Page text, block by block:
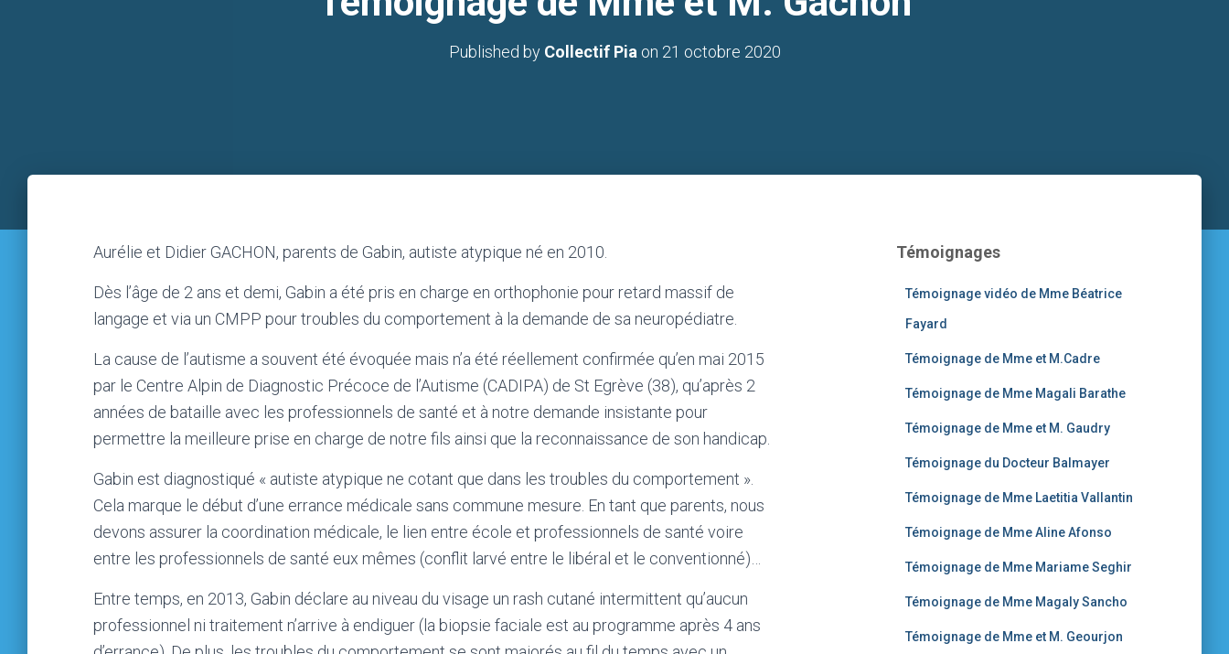
Published by Collectif Piaon 21 octobre 2020
Aurélie et Didier GACHON, parents de Gabin, autiste atypique né en 2010.
Dès l’âge de 2 ans et demi, Gabin a été pris en charge en orthophonie pour retard massif de
langage et via un CMPP pour troubles du comportement à la demande de sa neuropédiatre.
La cause de l’autisme a souvent été évoquée mais n’a été réellement confirmée qu’en mai 2015
par le Centre Alpin de Diagnostic Précoce de l’Autisme (CADIPA) de St Egrève (38), qu’après 2
années de bataille avec les professionnels de santé et à notre demande insistante pour
permettre la meilleure prise en charge de notre fils ainsi que la reconnaissance de son handicap.
Gabin est diagnostiqué « autiste atypique ne cotant que dans les troubles du comportement ».
Cela marque le début d’une errance médicale sans commune mesure. En tant que parents, nous
devons assurer la coordination médicale, le lien entre école et professionnels de santé voire
entre les professionnels de santé eux mêmes (conflit larvé entre le libéral et le conventionné)…
Entre temps, en 2013, Gabin déclare au niveau du visage un rash cutané intermittent qu’aucun
professionnel ni traitement n’arrive à endiguer (la biopsie faciale est au programme après 4 ans
Témoignages
Témoignage vidéo de Mme Béatrice
Fayard
Témoignage de Mme et M.Cadre
Témoignage de Mme Magali Barathe
Témoignage de Mme et M. Gaudry
Témoignage du Docteur Balmayer
Témoignage de Mme Laetitia Vallantin
Témoignage de Mme Aline Afonso
Témoignage de Mme Mariame Seghir
Témoignage de Mme Magaly Sancho
Témoignage de Mme et M. Geourjon